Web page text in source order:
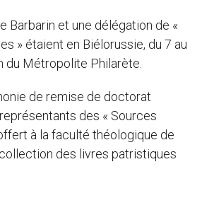
Barbarin et une délégation de «
» étaient en Biélorussie, du 7 au
du Métropolite Philarète.
de remise de doctorat
des « Sources
à la faculté théologique de
des livres patristiques